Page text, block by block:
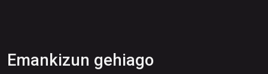
Emankizun gehiago